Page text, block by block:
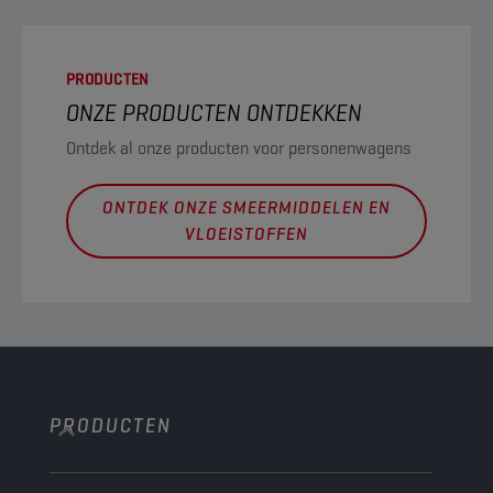
PRODUCTEN
ONZE PRODUCTEN ONTDEKKEN
Ontdek al onze producten voor personenwagens
ONTDEK ONZE SMEERMIDDELEN EN
VLOEISTOFFEN
PRODUCTEN